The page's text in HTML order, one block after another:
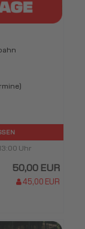
Uhr
50,00 EUR
45,00 EUR